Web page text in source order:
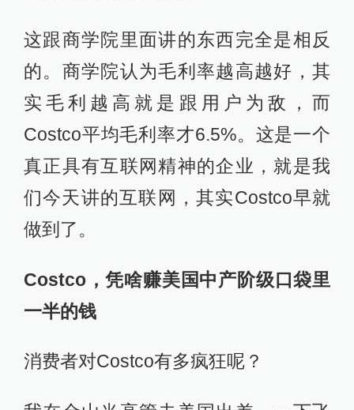
这跟商学院里面讲的东西完全是相反
的。商学院认为毛利率越高越好，其
实毛利越高就是跟用户为敌，而
Costco平均毛利率才6.5%。这是一个
真正具有互联网精神的企业，就是我
们今天讲的互联网，其实Costco早就
做到了。
Costco，凭啥赚美国中产阶级口袋里
一半的钱
消费者对Costco有多疯狂呢？